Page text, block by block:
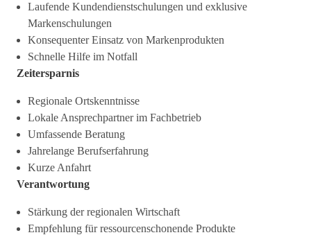
Laufende Kundendienstschulungen und exklusive
Markenschulungen
Konsequenter Einsatz von Markenprodukten
Schnelle Hilfe im Notfall
Zeitersparnis
Regionale Ortskenntnisse
Lokale Ansprechpartner im Fachbetrieb
Umfassende Beratung
Jahrelange Berufserfahrung
Kurze Anfahrt
Verantwortung
Stärkung der regionalen Wirtschaft
Empfehlung für ressourcenschonende Produkte